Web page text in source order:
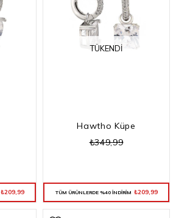
₺209,99
TÜKENDI
Hawtho Küpe
₺349,99
TÜM ÜRÜNLERDE %40 İNDİRİM ₺209,99